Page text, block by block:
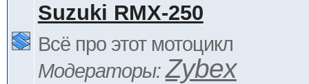
Suzuki RMX-250
Всё про этот мотоцикл
Модераторы:Zybex